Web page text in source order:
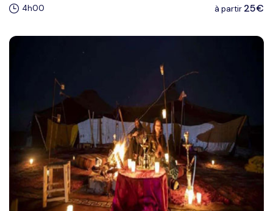
4h00 à partir 25€